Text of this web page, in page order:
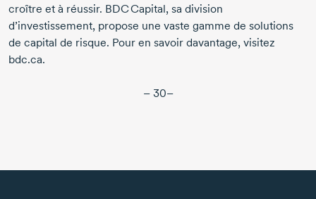
croître et à réussir. BDC Capital, sa division
d’investissement, propose une vaste gamme de solutions
de capital de risque. Pour en savoir davantage, visitez
bdc.ca.
– 30–